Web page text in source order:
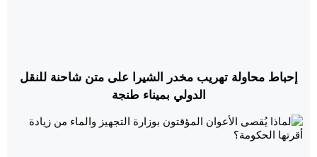
إحباط محاولة تهريب مخدر الشيرا على متن شاحنة للنقل
الدولي بميناء طنجة